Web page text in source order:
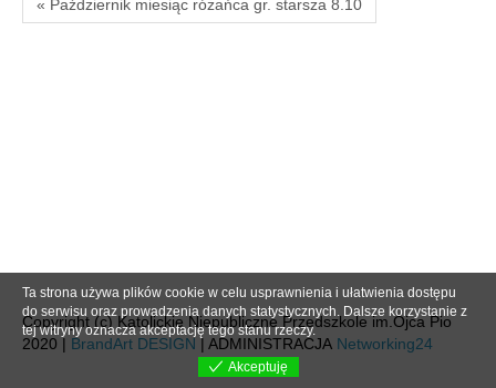
« Październik miesiąc różańca gr. starsza 8.10
Copyright (c) Katolickie Niepubliczne Przedszkole im.Ojca Pio
2020 | BrandArt DESIGN | ADMINISTRACJA Networking24
Ta strona używa plików cookie w celu usprawnienia i ułatwienia dostępu
do serwisu oraz prowadzenia danych statystycznych. Dalsze korzystanie z
tej witryny oznacza akceptację tego stanu rzeczy.
Akceptuję